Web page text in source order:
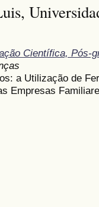
Científica, Pós-
a Utilização de
Empresas